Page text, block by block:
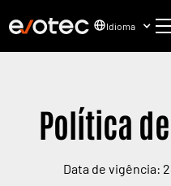
Idioma
Política
Data de vigência: